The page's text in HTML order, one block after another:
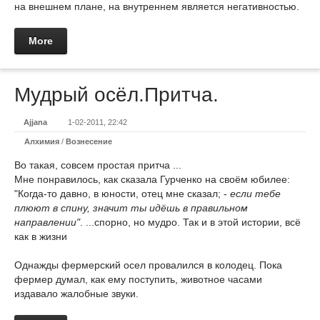
на внешнем плане, на внутреннем является негативностью.
More
Мудрый осёл.Притча.
Ajjana 1-02-2011, 22:42
Алхимия / Вознесение
Во такая, совсем простая притча ...
Мне понравилось, как сказала Гурченко на своём юбилее:
"Когда-то давно, в юности, отец мне сказал; - если тебе
плюют в спину, значит ты идёшь в правильном
направлении". ...спорно, но мудро. Так и в этой истории, всё
как в жизни
Однажды фермерский осел провалился в колодец. Пока
фермер думал, как ему поступить, животное часами
издавало жалобные звуки.